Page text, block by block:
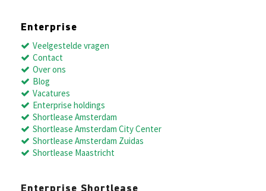
Enterprise
Veelgestelde vragen
Contact
Over ons
Blog
Vacatures
Enterprise holdings
Shortlease Amsterdam
Shortlease Amsterdam City Center
Shortlease Amsterdam Zuidas
Shortlease Maastricht
Enterprise Shortlease